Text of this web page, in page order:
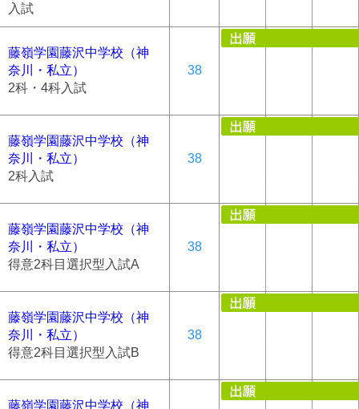
入試
藤嶺学園藤沢中学校（神
奈川・私立）
2科・4科入試
38
藤嶺学園藤沢中学校（神
奈川・私立）
2科入試
38
藤嶺学園藤沢中学校（神
奈川・私立）
得意2科目選択型入試A
38
藤嶺学園藤沢中学校（神
奈川・私立）
得意2科目選択型入試B
38
藤嶺学園藤沢中学校（神